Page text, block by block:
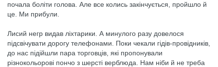
почала боліти голова. Але все колись закінчується, пройшло й
це. Ми прибули.
Лисий негр видав ліхтарики. А минулого разу довелося
підсвічувати дорогу телефонами. Поки чекали гідів-провідників,
до нас підійшли пара торговців, які пропонували
різнокольорові пончо з шерсті верблюда. Нам ніби й не треба